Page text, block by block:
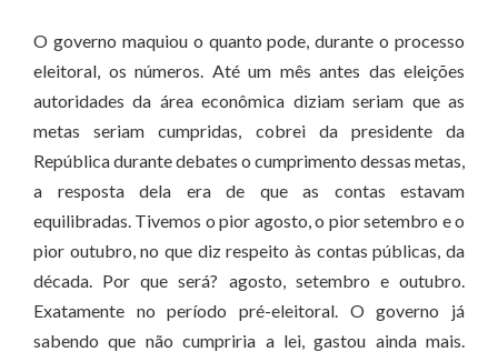
O governo maquiou o quanto pode, durante o processo
eleitoral, os números. Até um mês antes das eleições
autoridades da área econômica diziam seriam que as
metas seriam cumpridas, cobrei da presidente da
República durante debates o cumprimento dessas metas,
a resposta dela era de que as contas estavam
equilibradas. Tivemos o pior agosto, o pior setembro e o
pior outubro, no que diz respeito às contas públicas, da
década. Por que será? agosto, setembro e outubro.
Exatamente no período pré-eleitoral. O governo já
sabendo que não cumpriria a lei, gastou ainda mais.